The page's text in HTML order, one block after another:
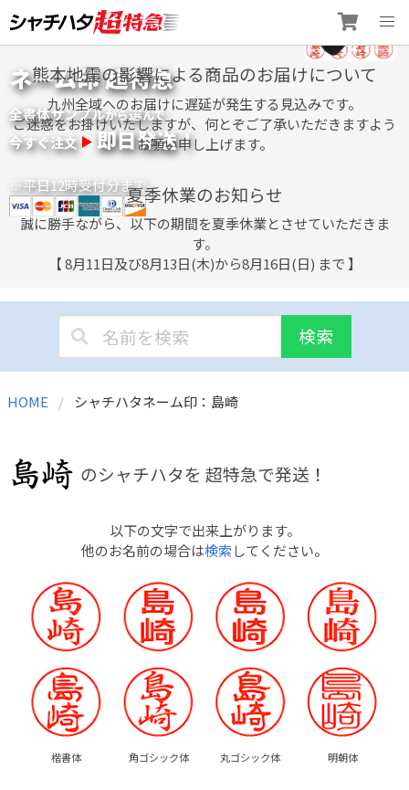
to
content
ネーム印 超特急
全書体サンプルから選んで
今すぐ注文 即日発送！
※平日12時受付分まで
熊本地震の影響による商品のお届けについて
九州全域へのお届けに遅延が発生する見込みです。
ご迷惑をお掛けいたしますが、何とぞご了承いただきますよう
お願い申し上げます。
夏季休業のお知らせ
誠に勝手ながら、以下の期間を夏季休業とさせていただきま
す。
【 8月11日及び8月13日(木)から8月16日(日) まで 】
検索
HOME シャチハタネーム印：島崎
のシャチハタを 超特急で発送！
以下の文字で出来上がります。
他のお名前の場合は検索してください。
楷書体 角ゴシック体 丸ゴシック体 明朝体